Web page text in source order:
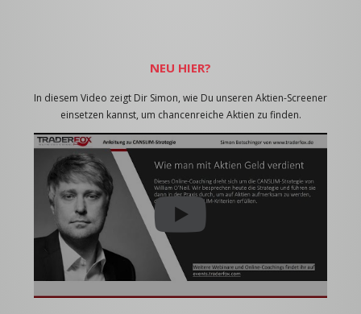
NEU HIER?
In diesem Video zeigt Dir Simon, wie Du unseren Aktien-Screener
einsetzen kannst, um chancenreiche Aktien zu finden.